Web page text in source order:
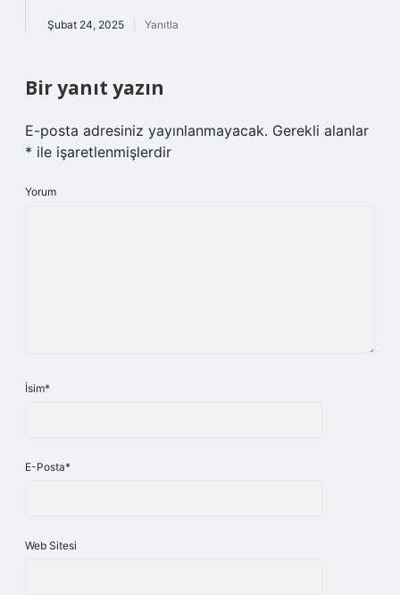
Şubat 24, 2025 Yanıtla
Bir yanıt yazın
E-posta adresiniz yayınlanmayacak. Gerekli alanlar
* ile işaretlenmişlerdir
Yorum
İsim*
E-Posta*
Web Sitesi